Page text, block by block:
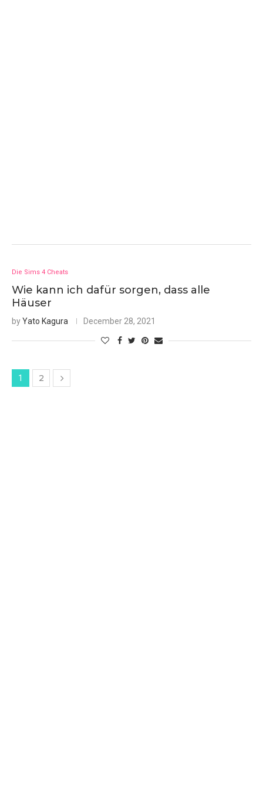
Die Sims 4 Cheats
Wie kann ich dafür sorgen, dass alle
Häuser
byYato Kagura December 28, 2021
1 2